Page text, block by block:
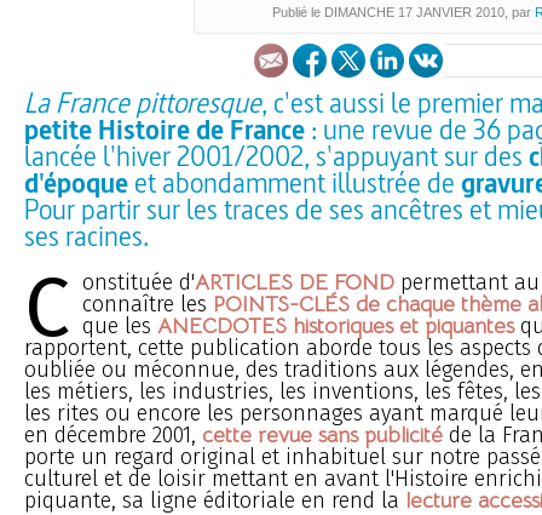
Publié le DIMANCHE 17 JANVIER 2010 , par
La France pittoresque, c'est aussi le premier
petite Histoire de France: une revue de 36
lancée l'hiver 2001/2002, s'appuyant sur des
d'époqueet abondamment illustrée de
Pour partir sur les traces de ses ancêtres et
ses racines.
C onstituée d'ARTICLES DE FOND permettant
connaître les POINTS-CLÉS de chaque thème
que lesANECDOTES historiques et piquantes
rapportent, cette publication aborde tous les aspects
oubliée ou méconnue, des traditions aux légendes,
les métiers, les industries, les inventions, les fêtes,
les rites ou encore les personnages ayant marqué
en décembre 2001, cette revue sans publicité de la
porte un regard original et inhabituel sur notre
culturel et de loisir mettant en avant l'Histoire
piquante, sa ligne éditoriale en rend la lecture